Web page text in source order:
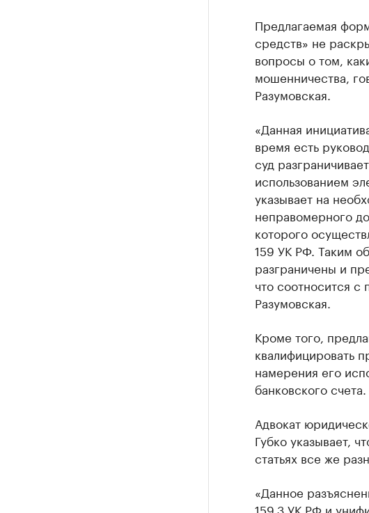
Предлагаемая
средств» не
вопросы о том,
мошенничества,
Разумовская.
«Данная
время есть
суд
использованием
указывает на
неправомерного
которого
159 УК РФ. Таким
разграничены и
что соотносится
Разумовская.
Кроме того,
квалифицировать
намерения его
банковского счета.
Адвокат
Губко указывает,
статьях все же
«Данное
159.3 УК РФ и